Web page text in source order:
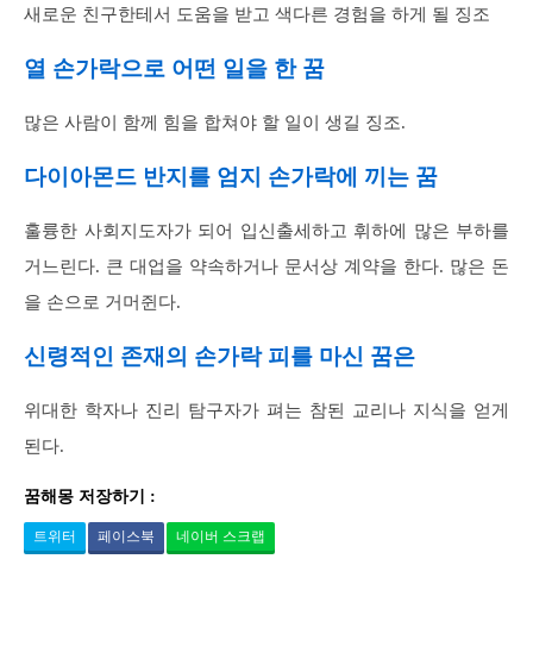
새로운 친구한테서 도움을 받고 색다른 경험을 하게 될 징조
열 손가락으로 어떤 일을 한 꿈
많은 사람이 함께 힘을 합쳐야 할 일이 생길 징조.
다이아몬드 반지를 엄지 손가락에 끼는 꿈
훌륭한 사회지도자가 되어 입신출세하고 휘하에 많은 부하를
거느린다. 큰 대업을 약속하거나 문서상 계약을 한다. 많은 돈
을 손으로 거머쥔다.
신령적인 존재의 손가락 피를 마신 꿈은
위대한 학자나 진리 탐구자가 펴는 참된 교리나 지식을 얻게
된다.
꿈해몽 저장하기 :
트위터 페이스북 네이버 스크랩